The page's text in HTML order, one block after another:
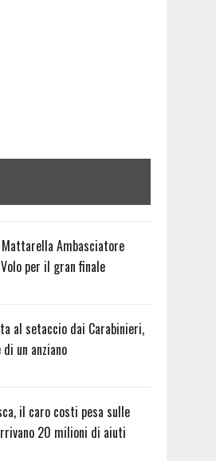
Mattarella Ambasciatore
per il gran finale
al setaccio dai Carabinieri,
un anziano
il caro costi pesa sulle
20 milioni di aiuti